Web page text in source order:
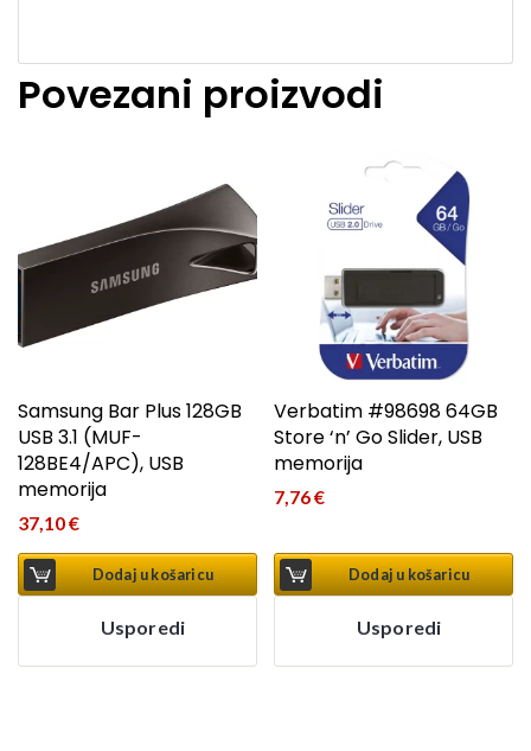
Povezani proizvodi
Samsung Bar Plus 128GB
USB 3.1 (MUF-
128BE4/APC), USB
memorija
37,10€
Dodaj u košaricu
Usporedi
Verbatim #98698 64GB
Store ‘n’ Go Slider, USB
memorija
7,76€
Dodaj u košaricu
Usporedi